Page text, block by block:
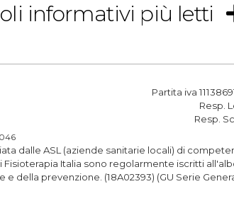
informativi più letti
Partita iva
Resp.
Resp.
dalle ASL (aziende sanitarie locali) di
Italia sono regolarmente iscritti
della prevenzione. (18A02393) (GU Serie